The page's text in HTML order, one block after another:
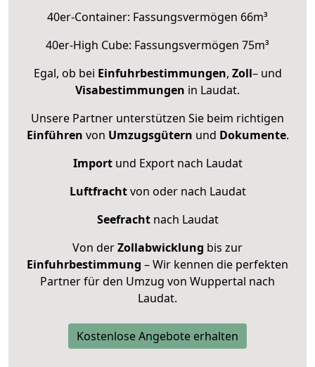
40er-Container: Fassungsvermögen 66m³
40er-High Cube: Fassungsvermögen 75m³
Egal, ob bei Einfuhrbestimmungen, Zoll– und
Visabestimmungen in Laudat.
Unsere Partner unterstützen Sie beim richtigen
Einführen von Umzugsgütern und Dokumente.
Importund Export nach Laudat
Luftfrachtvon oder nach Laudat
Seefrachtnach Laudat
Von derZollabwicklung bis zur
Einfuhrbestimmung – Wir kennen die perfekten
Partner für den Umzug von Wuppertal nach
Laudat.
Kostenlose Angebote erhalten